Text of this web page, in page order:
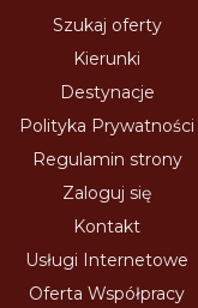
Szukaj oferty
Kierunki
Destynacje
Polityka Prywatności
Regulamin strony
Zaloguj się
Kontakt
Usługi Internetowe
Oferta Współpracy